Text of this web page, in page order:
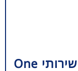
כל מה שרציתם לדעת על שירותי One